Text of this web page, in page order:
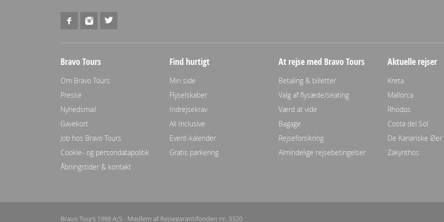
Bravo Tours
Om Bravo Tours
Presse
Nyhedsmail
Gavekort
Job hos Bravo Tours
Cookie- og persondatapolitik
Åbningstider & kontakt
Find hurtigt
Min side
Flyselskaber
Indrejsekrav
All Inclusive
Event-kalender
Gratis parkering
At rejse med Bravo Tours
Betaling & billetter
Valg af flysæde/seating
Værd at vide
Bagage
Rejseforsikring
Almindelige rejsebetingelser
Aktuelle rejser
Kreta
Mallorca
Rhodos
Costa del Sol
De Kanariske Øer
Zakynthos
Bravo Tours 1998 A/S - Medlem af Rejsegarantifonden nr. 3320